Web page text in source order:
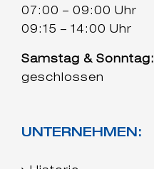
07:00 – 09:00 Uhr
09:15 – 14:00 Uhr
Samstag & Sonntag:
geschlossen
UNTERNEHMEN: